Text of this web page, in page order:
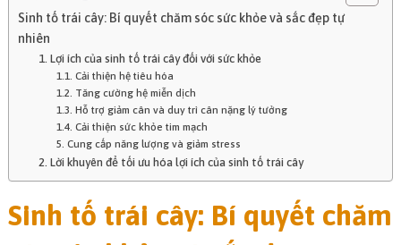
Sinh tố trái cây: Bí quyết chăm sóc sức khỏe và sắc đẹp tự
nhiên
1. Lợi ích của sinh tố trái cây đối với sức khỏe
1.1. Cải thiện hệ tiêu hóa
1.2. Tăng cường hệ miễn dịch
1.3. Hỗ trợ giảm cân và duy trì cân nặng lý tưởng
1.4. Cải thiện sức khỏe tim mạch
5. Cung cấp năng lượng và giảm stress
2. Lời khuyên để tối ưu hóa lợi ích của sinh tố trái cây
Sinh tố trái cây: Bí quyết chăm